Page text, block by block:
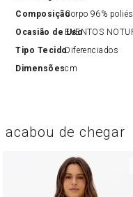
ComposiçãoCorpo 96%
Ocasião de UsoEVENTOS
Tipo TecidoDiferenciados
Dimensõescm
acabou de chegar